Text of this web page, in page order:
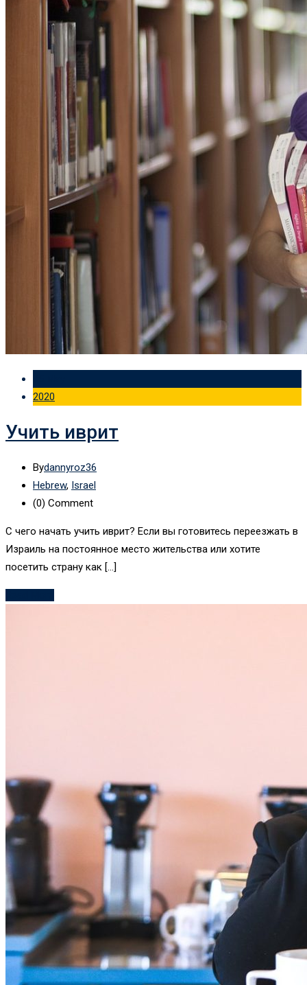
2020
Учить иврит
Bydannyroz36
Hebrew, Israel
(0) Comment
С чего начать учить иврит? Если вы готовитесь переезжать в
Израиль на постоянное место жительства или хотите
посетить страну как […]